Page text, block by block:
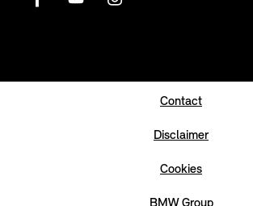
Contact
Disclaimer
Cookies
BMW Group